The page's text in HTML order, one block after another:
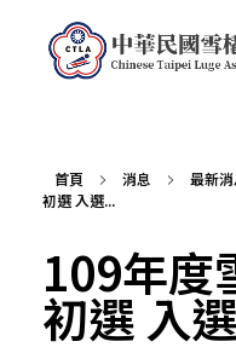
首頁 消息 最新消
初選 入選...
109年度
初選 入